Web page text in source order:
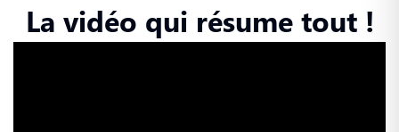
La vidéo qui résume tout !